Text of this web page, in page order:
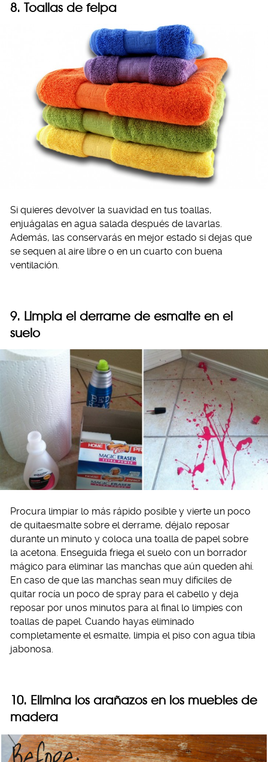
8. Toallas de felpa
Si quieres devolver la suavidad en tus toallas,
enjuágalas en agua salada después de lavarlas.
Además, las conservarás en mejor estado si dejas que
se sequen al aire libre o en un cuarto con buena
ventilación.
9. Limpia el derrame de esmalte en el
suelo
Procura limpiar lo más rápido posible y vierte un poco
de quitaesmalte sobre el derrame, déjalo reposar
durante un minuto y coloca una toalla de papel sobre
la acetona. Enseguida friega el suelo con un borrador
mágico para eliminar las manchas que aún queden ahí.
En caso de que las manchas sean muy difíciles de
quitar rocía un poco de spray para el cabello y deja
reposar por unos minutos para al final lo limpies con
toallas de papel. Cuando hayas eliminado
completamente el esmalte, limpia el piso con agua tibia
jabonosa.
10. Elimina los arañazos en los muebles de
madera